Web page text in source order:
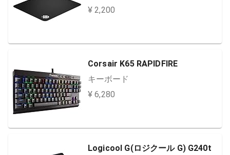
¥ 2,200
Corsair K65 RAPIDFIRE
キーボード
¥ 6,280
Logicool G(ロジクール G) G240t